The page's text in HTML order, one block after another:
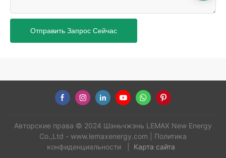
Отправить Запрос Сейчас
Авторские права © 2024 Шэньчжэнь LEMAX New Energy
Co.,Ltd - www.lemaxenergy.com
Политика
конфиденциальности
Карта сайта